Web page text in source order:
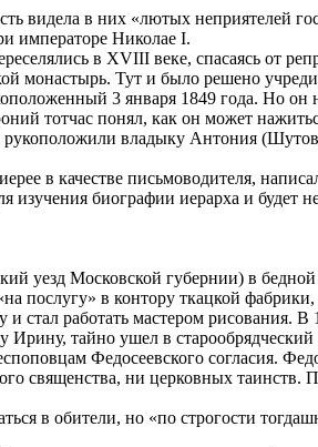
видела в них «лютых неприятелей
императоре Николае I.
в XVIII веке, спасаясь от
монастырь. Тут и было решено
3 января 1849 года. Но он
тотчас понял, как он может
рукоположили владыку Антония
в качестве письмоводителя,
биографии иерарха и будет
уезд Московской губернии) в бедной
послугу» в контору ткацкой
работать мастером рисования. В
тайно ушел в
Федосеевского согласия.
священства, ни церковных таинств.
в обители, но «по строгости